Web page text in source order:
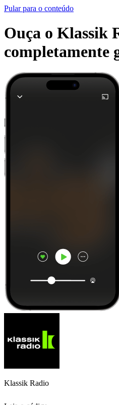
Pular para o conteúdo
Ouça o Klassik
completamente
Klassik Radio